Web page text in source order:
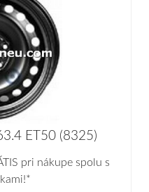
ET50 (8325)
pri nákupe spolu s